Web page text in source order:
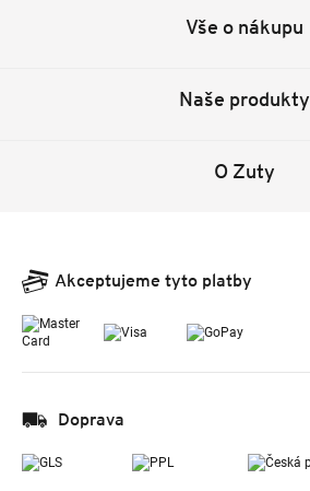
Vše o nákupu
Naše produkty
O Zuty
Akceptujeme tyto platby
Doprava